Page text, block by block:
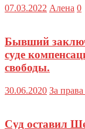
07.03.2022 Алена 0
Бывший
суде
свободы.
30.06.2020 За
Суд оставил